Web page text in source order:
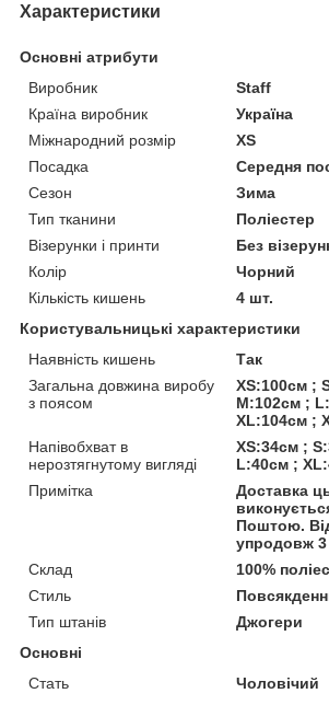
Характеристики
Основні атрибути
Виробник
Staff
Країна виробник
Україна
Міжнародний розмір
XS
Посадка
Середня
Сезон
Зима
Тип тканини
Поліестер
Візерунки і принти
Без
Колір
Чорний
Кількість кишень
4 шт.
Користувальницькі характеристики
Наявність кишень
Так
Загальна довжина виробу
з поясом
XS:100см ;
M:102см ;
XL:104см ;
Напівобхват в
нерозтягнутому вигляді
XS:34см ;
L:40см ;
Примітка
Доставка
Поштою.
упродовж 3
Склад
100%
Стиль
Тип штанів
Джогери
Основні
Стать
Чоловічий